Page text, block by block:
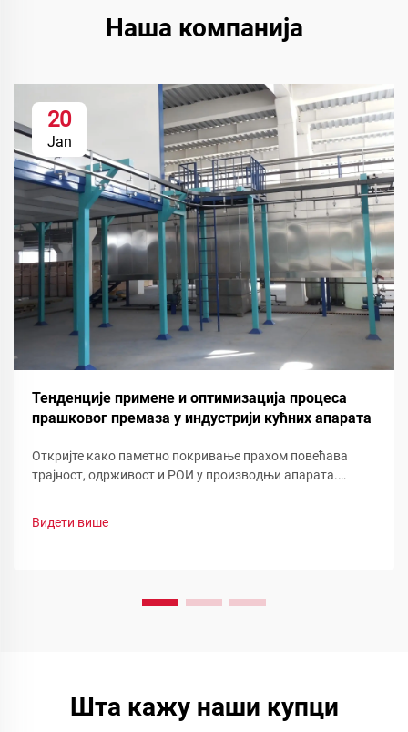
Наша компанија
20
Jan
Тенденције примене и оптимизација процеса
прашковог премаза у индустрији кућних апарата
Откријте како паметно покривање прахом повећава
трајност, одрживост и РОИ у производњи апарата.
Видети више
Шта кажу наши купци